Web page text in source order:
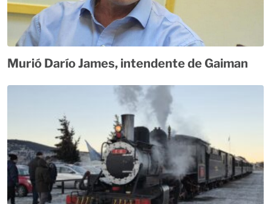
Murió Darío James, intendente de Gaiman